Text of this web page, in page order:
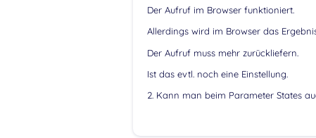
Der Aufruf im Browser funktioniert.
Allerdings wird im Browser das
Der Aufruf muss mehr zurückliefern.
Ist das evtl. noch eine Einstellung.
2. Kann man beim Parameter States